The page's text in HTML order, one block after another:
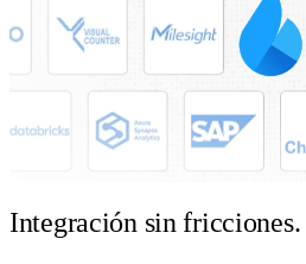
Integración sin fricciones.